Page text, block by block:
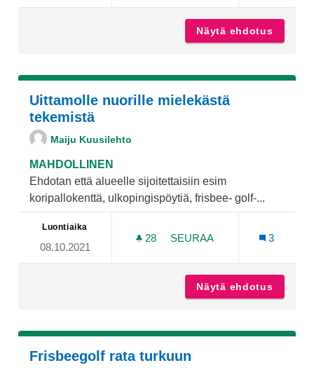
Näytä ehdotus
Uittamolle nuorille mielekästä
tekemistä
Maiju Kuusilehto
MAHDOLLINEN
Ehdotan että alueelle sijoitettaisiin esim
koripallokenttä, ulkopingispöytiä, frisbee- golf-...
Luontiaika
08.10.2021
28 28 SEURAAJAA
SEURAA
3
Näytä ehdotus
Frisbeegolf rata turkuun